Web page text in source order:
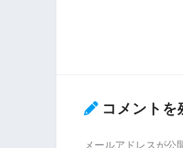
コメントを
メールアドレスが公